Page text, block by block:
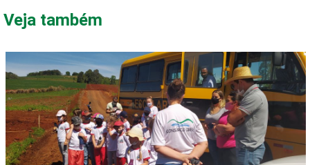
Veja também